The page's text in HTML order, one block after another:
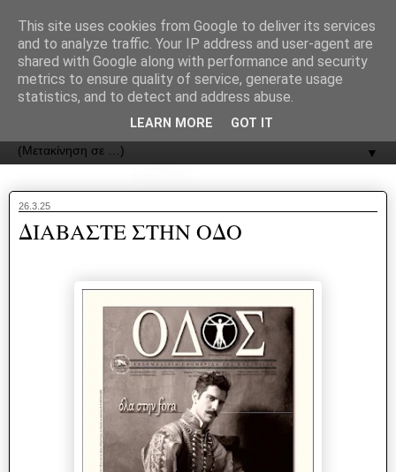
ΟΔΟΣ
▼
26.3.25
ΔΙΑΒΑΣΤΕ ΣΤΗΝ ΟΔΟ
This site uses cookies from Google to deliver its services
and to analyze traffic. Your IP address and user-agent are
shared with Google along with performance and security
metrics to ensure quality of service, generate usage
statistics, and to detect and address abuse.
LEARN MORE GOT IT